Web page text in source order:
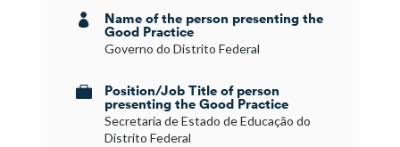
 Name of the person presenting the
Good Practice
Governo do Distrito Federal
 Position/Job Title of person
presenting the Good Practice
Secretaria de Estado de Educação do
Distrito Federal